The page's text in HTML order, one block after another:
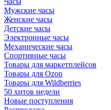
Мужские часы
Женские часы
Детские часы
Электронные часы
Механические часы
Спортивные часы
Товары для маркетплейсов
Товары для Ozon
Товары для Wildberries
50 хитов недели
Новые поступления